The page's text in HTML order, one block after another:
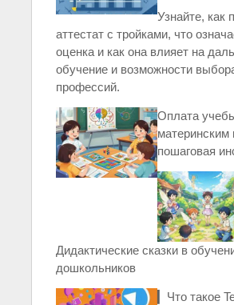
Узнайте, как
аттестат с тройками, что
оценка и как она влияет на
обучение и возможности
профессий.
Оплата
материнским
пошаговая
Дидактические сказки в
дошкольников
▎Что такое